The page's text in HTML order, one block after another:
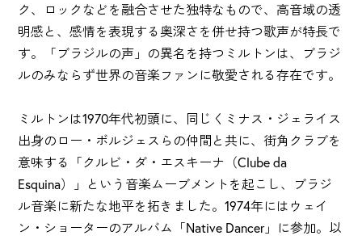
ク、ロックなどを融合させた独特なもので、高音域の透
明感と、感情を表現する奥深さを併せ持つ歌声が特長で
す。「ブラジルの声」の異名を持つミルトンは、ブラジ
ルのみならず世界の音楽ファンに敬愛される存在です。
ミルトンは1970年代初頭に、同じくミナス・ジェライス
出身のロー・ボルジェスらの仲間と共に、街角クラブを
意味する「クルビ・ダ・エスキーナ（Clube da
Esquina）」という音楽ムーブメントを起こし、ブラジ
ル音楽に新たな地平を拓きました。1974年にはウェイ
ン・ショーターのアルバム「Native Dancer」に参加。以